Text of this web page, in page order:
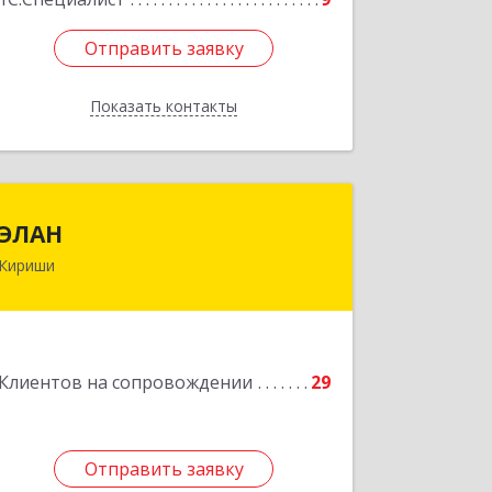
Отправить заявку
Показать контакты
Отправить заявку
Назад
Кириши
Клиентов на сопровождении 29
Отправить заявку
187110, Ленинградская обл, Кириши г,
Отправить заявку